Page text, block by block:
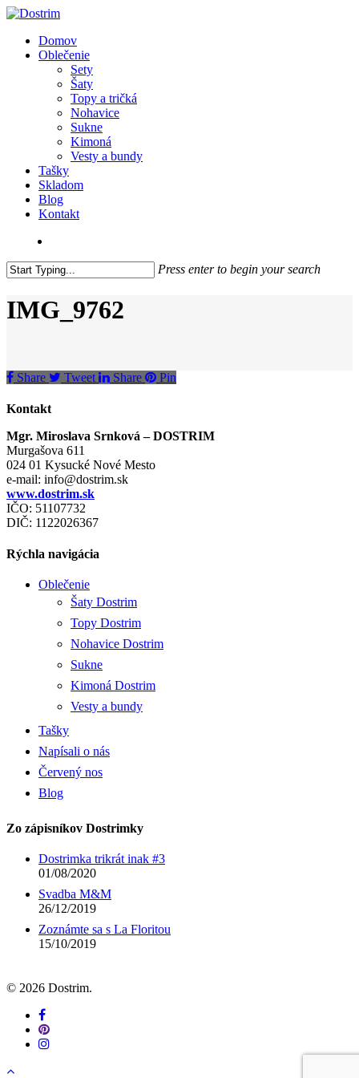
Skip
main
content
search
Menu
Domov
Oblečenie
Sety
Šaty
Topy a tričká
Nohavice
Sukne
Kimoná
Vesty a bundy
Tašky
Skladom
Blog
Kontakt
Press enter to begin your search
Search
IMG_9762
Share Tweet Share Pin
Kontakt
Mgr. Miroslava Srnková – DOSTRIM
Murgašova 611
024 01 Kysucké Nové Mesto
e-mail: info@dostrim.sk
www.dostrim.sk
IČO: 51107732
DIČ: 1122026367
Rýchla navigácia
Oblečenie
Šaty Dostrim
Topy Dostrim
Nohavice Dostrim
Sukne
Kimoná Dostrim
Vesty a bundy
Tašky
Napísali o nás
Červený nos
Blog
Zo zápisníkov Dostrimky
Dostrimka trikrát inak #3
01/08/2020
Svadba M&M
26/12/2019
Zoznámte sa s La Floritou
15/10/2019
© 2026 Dostrim.
facebook
pinterest
instagram